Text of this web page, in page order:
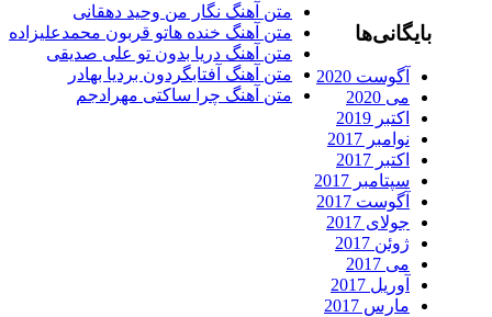
متن آهنگ نگار من وحید دهقانی
متن آهنگ خنده هاتو قربون محمدعلیزاده
متن آهنگ دریا بدون تو علی صدیقی
متن آهنگ آفتابگردون بردیا بهادر
متن آهنگ چرا ساکتی مهرادجم
آگوست 2020
سپتامبر 2017
آگوست 2017
مارس 2017